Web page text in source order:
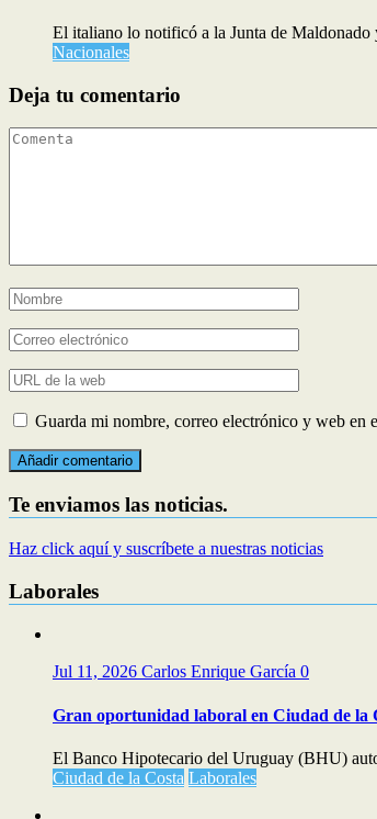
El italiano lo notificó a la Junta de
Nacionales
Deja tu comentario
Guarda mi nombre, correo electrónico y web en
Te enviamos las noticias.
Haz click aquí y suscríbete a nuestras noticias
Laborales
Jul 11, 2026 Carlos Enrique García 0
Gran oportunidad laboral en Ciudad de la
El Banco Hipotecario del Uruguay (BHU)
Ciudad de la Costa Laborales